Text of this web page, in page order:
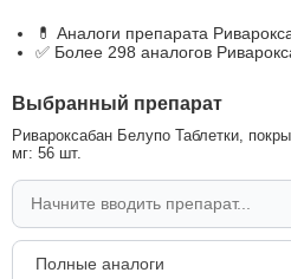
💊 Аналоги препарата
✅ Более 298 аналогов
Выбранный препарат
Ривароксабан Белупо Таблетки,
мг: 56 шт.